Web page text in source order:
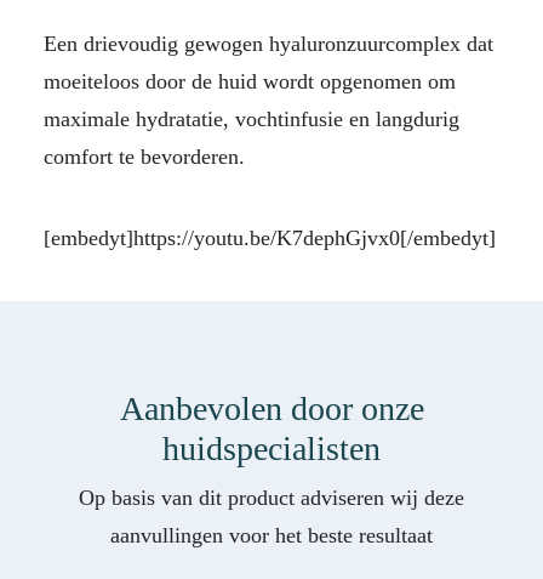
Een drievoudig gewogen hyaluronzuurcomplex dat
moeiteloos door de huid wordt opgenomen om
maximale hydratatie, vochtinfusie en langdurig
comfort te bevorderen.
[embedyt]https://youtu.be/K7dephGjvx0[/embedyt]
Aanbevolen door onze
huidspecialisten
Op basis van dit product adviseren wij deze
aanvullingen voor het beste resultaat